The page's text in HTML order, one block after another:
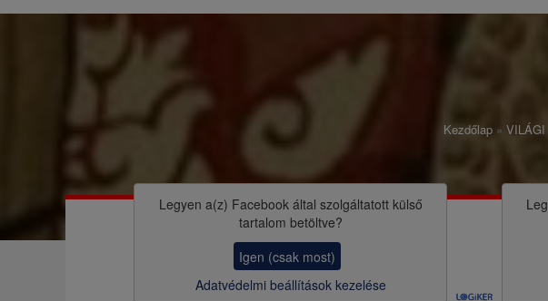
l
s
m
e
n
a
g
á
c
i
z
Kezdőlap VILÁGI
Legyen a(z) Facebookáltal szolgáltatott külső
tartalom betöltve?
Igen (csak most)
Adatvédelmi beállítások kezelése